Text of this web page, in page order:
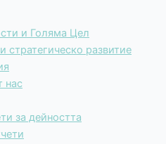
и Голяма Цел
стратегическо развитие
нас
за дейността